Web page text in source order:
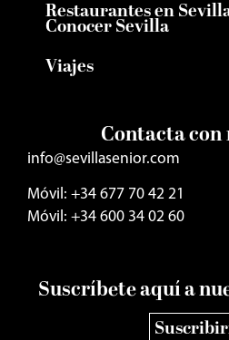
Restaurantes en
Conocer Sevilla
Viajes
Contacta con
info@sevillasenior.com
Móvil: +34 677 70 42 21
Móvil: +34 600 34 02 60
Suscríbete aquí a